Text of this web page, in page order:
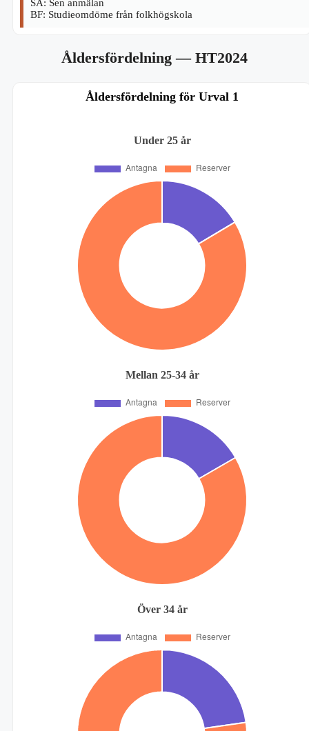
SA: Sen anmälan
BF: Studieomdöme från folkhögskola
Åldersfördelning— HT2024
Åldersfördelning för Urval 1
Under 25 år
Mellan 25-34 år
Över 34 år